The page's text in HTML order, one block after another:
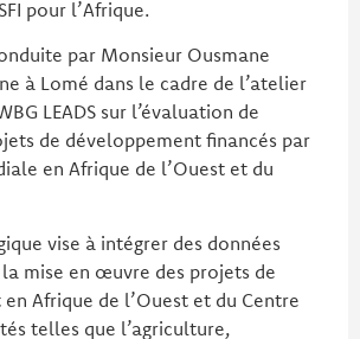
pour l’Afrique.
par Monsieur Ousmane
à Lomé dans le cadre de l’atelier
LEADS sur l’évaluation de
de développement financés par
en Afrique de l’Ouest et du
vise à intégrer des données
mise en œuvre des projets de
Afrique de l’Ouest et du Centre
telles que l’agriculture,